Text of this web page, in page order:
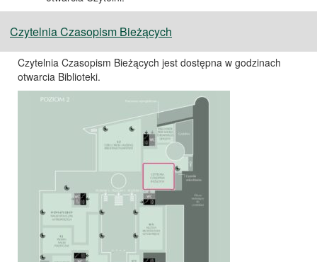
Czytelnia Czasopism Bieżących
Czytelnia Czasopism Bieżących jest dostępna w godzinach
otwarcia Biblioteki.